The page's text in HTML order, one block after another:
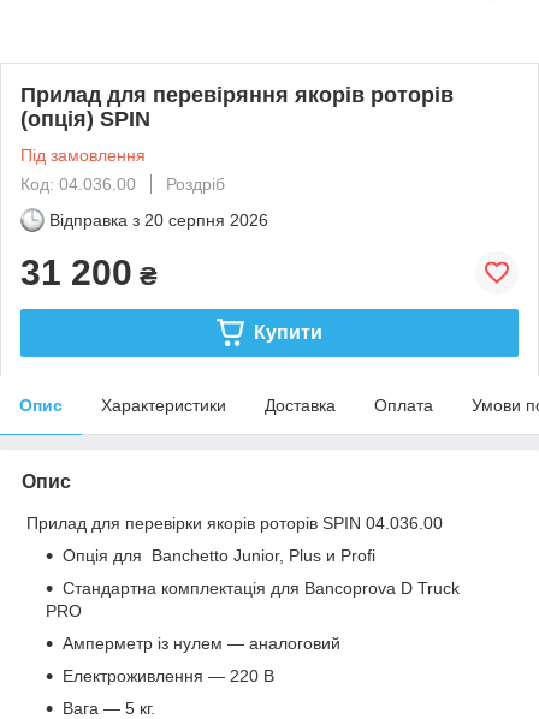
Прилад для перевіряння якорів роторів
(опція) SPIN
Під замовлення
Код: 04.036.00
Роздріб
Відправка з 20 серпня 2026
31 200 ₴
Купити
Опис Характеристики Доставка Оплата Умови
Опис
Прилад для перевірки якорів роторів SPIN 04.036.00
Опція для Banchetto Junior, Plus и Profi
Стандартна комплектація для Bancoprova D Truck
PRO
Амперметр із нулем — аналоговий
Електроживлення — 220 В
Вага — 5 кг.